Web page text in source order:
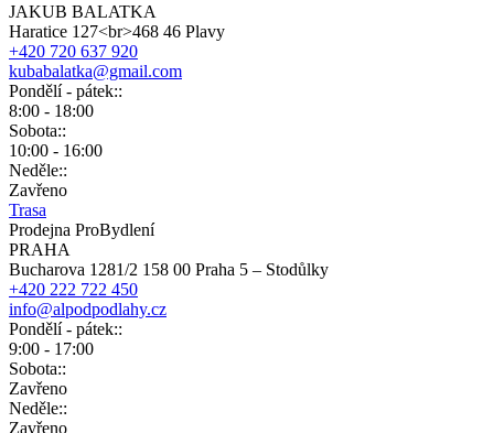
JAKUB BALATKA
Haratice 127<br>468 46 Plavy
+420 720 637 920
kubabalatka@gmail.com
Pondělí - pátek::
8:00 - 18:00
Sobota::
10:00 - 16:00
Neděle::
Zavřeno
Trasa
Prodejna ProBydlení
PRAHA
Bucharova 1281/2 158 00 Praha 5 – Stodůlky
+420 222 722 450
info@alpodpodlahy.cz
Pondělí - pátek::
9:00 - 17:00
Sobota::
Zavřeno
Neděle::
Zavřeno